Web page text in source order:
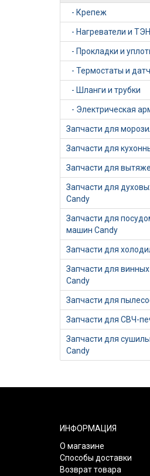
- Крепеж
- Нагреватели и
- Прокладки и
- Термостаты и
- Шланги и трубки
- Электрическая
Запчасти для
Запчасти для
Запчасти для
Запчасти для
Candy
Запчасти для
машин Candy
Запчасти для
Запчасти для
Candy
Запчасти для
Запчасти для СВЧ-
Запчасти для
Candy
ИНФОРМАЦИЯ
О магазине
Способы доставки
Возврат товара